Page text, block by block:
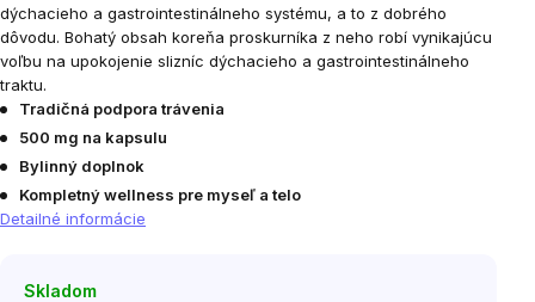
dýchacieho a gastrointestinálneho systému, a to z dobrého
dôvodu. Bohatý obsah koreňa proskurníka z neho robí vynikajúcu
voľbu na upokojenie slizníc dýchacieho a gastrointestinálneho
traktu.
Tradičná podpora trávenia
500 mg na kapsulu
Bylinný doplnok
Kompletný wellness pre myseľ a telo
Detailné informácie
Skladom